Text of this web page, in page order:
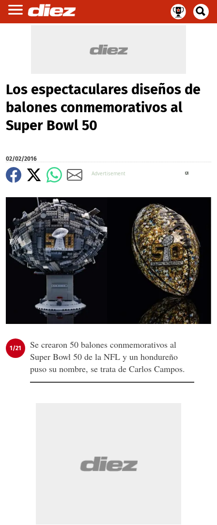
Los espectaculares diseños de
balones conmemorativos al
Super Bowl 50
02/02/2016
1/21
Se crearon 50 balones conmemorativos al
Super Bowl 50 de la NFL y un hondureño
puso su nombre, se trata de Carlos Campos.
X